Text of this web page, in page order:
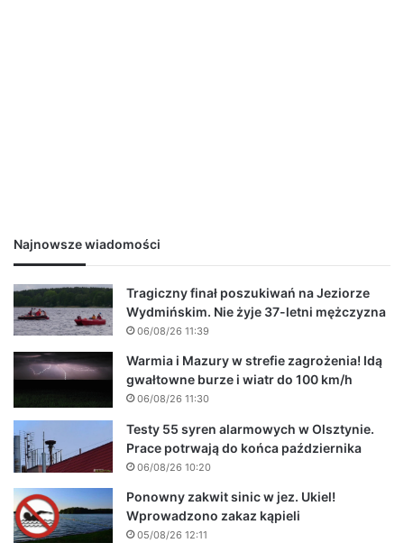
Najnowsze wiadomości
Tragiczny finał poszukiwań na Jeziorze
Wydmińskim. Nie żyje 37-letni mężczyzna
06/08/26 11:39
Warmia i Mazury w strefie zagrożenia! Idą
gwałtowne burze i wiatr do 100 km/h
06/08/26 11:30
Testy 55 syren alarmowych w Olsztynie.
Prace potrwają do końca października
06/08/26 10:20
Ponowny zakwit sinic w jez. Ukiel!
Wprowadzono zakaz kąpieli
05/08/26 12:11